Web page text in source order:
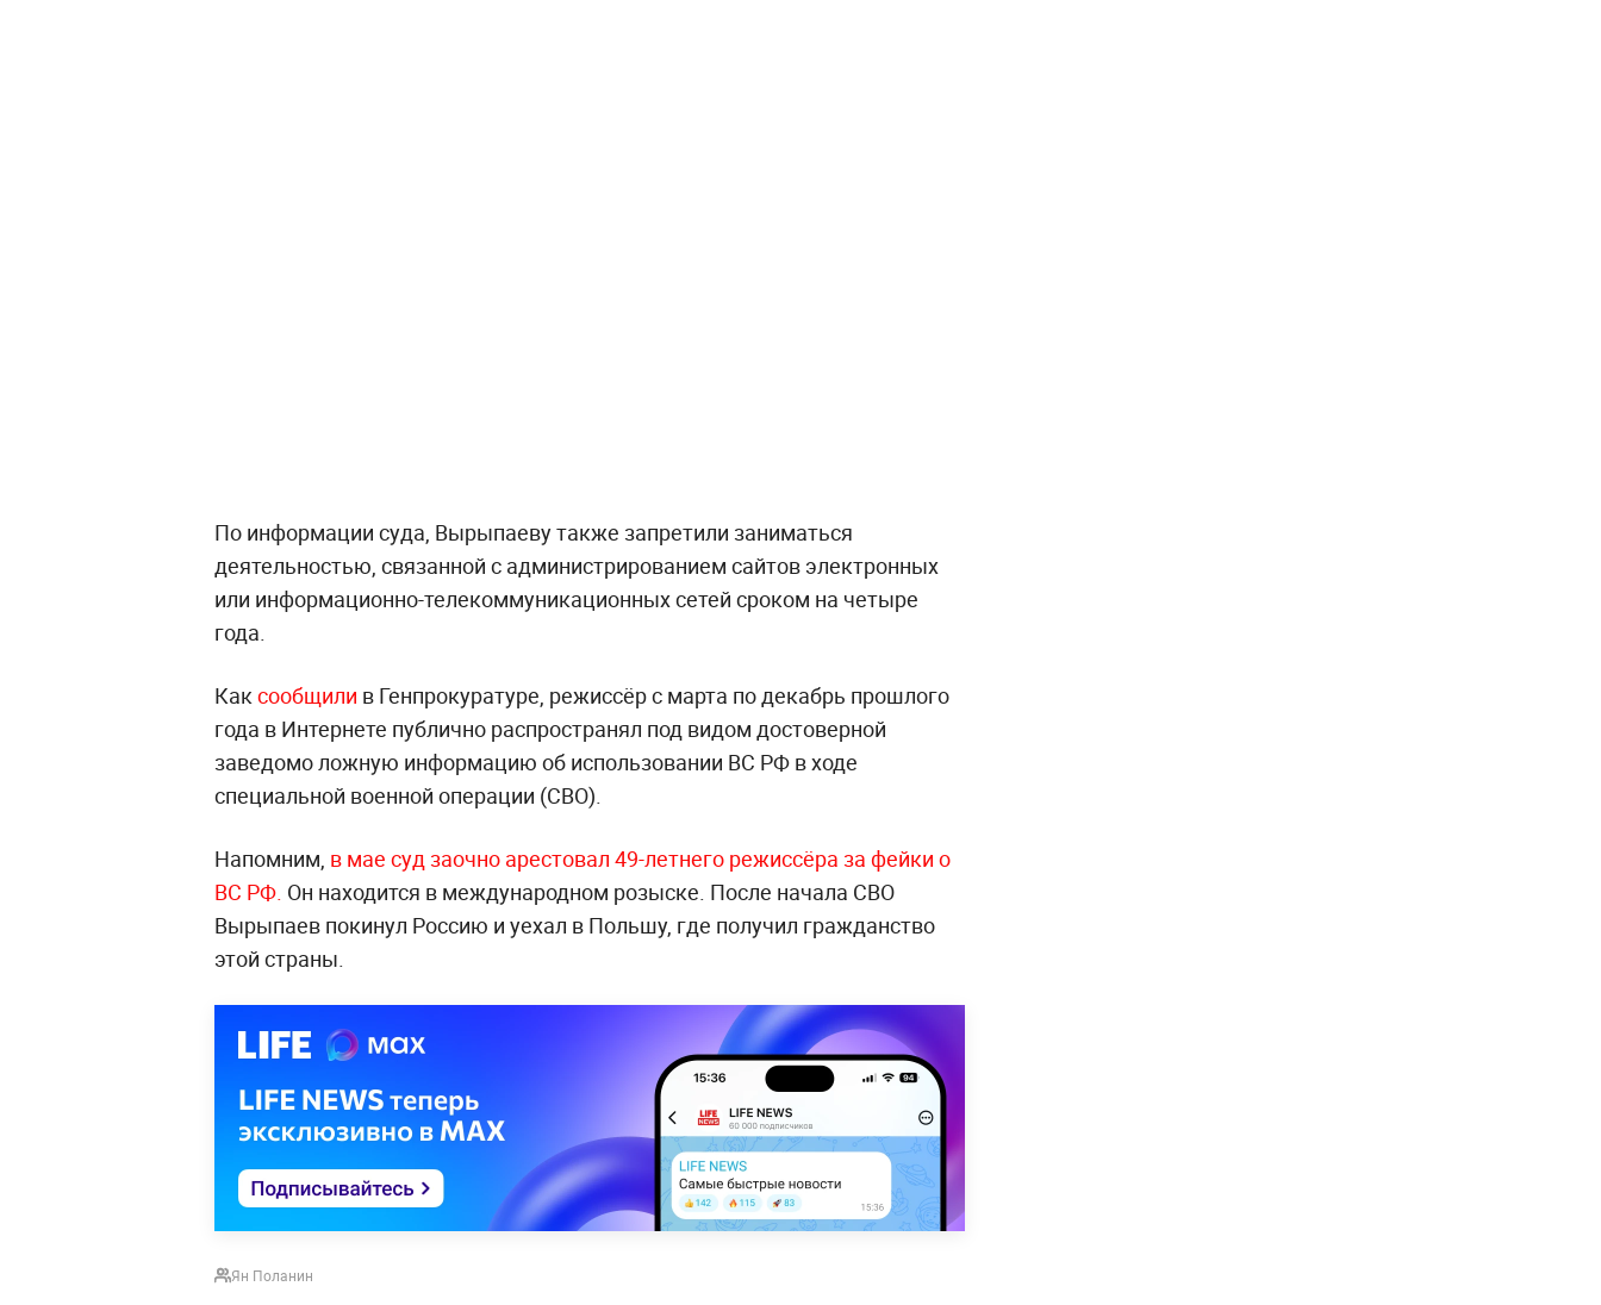
По информации суда, Вырыпаеву также запретили заниматься
деятельностью, связанной с администрированием сайтов электронных
или информационно-телекоммуникационных сетей сроком на четыре
года.
Каксообщили в Генпрокуратуре, режиссёр с марта по декабрь прошлого
года в Интернете публично распространял под видом достоверной
заведомо ложную информацию об использовании ВС РФ в ходе
специальной военной операции (СВО).
Напомним, в мае суд заочно арестовал 49-летнего режиссёра за фейки о
ВС РФ. Он находится в международном розыске. После начала СВО
Вырыпаев покинул Россию и уехал в Польшу, где получил гражданство
этой страны.
Ян Поланин